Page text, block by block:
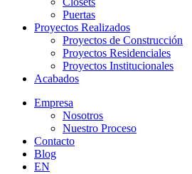
Puertas
Proyectos Realizados
Proyectos de Construcción
Proyectos Residenciales
Proyectos Institucionales
Acabados
Empresa
Nosotros
Nuestro Proceso
Contacto
Blog
EN